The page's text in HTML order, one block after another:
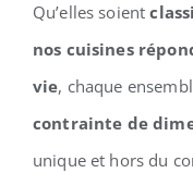
Qu’elles soient
nos cuisines
vie, chaque
contrainte de
unique et hors du